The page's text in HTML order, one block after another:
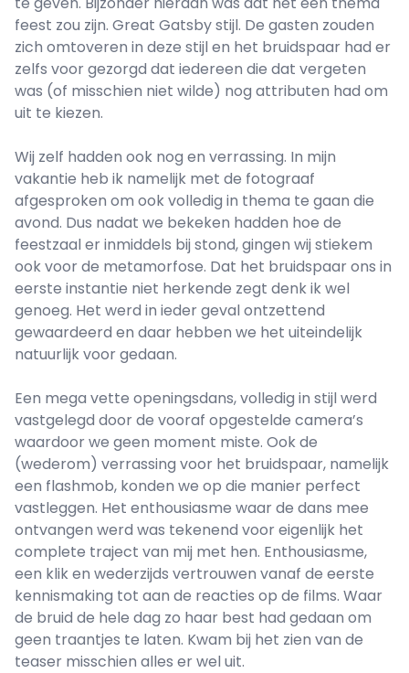
feest zou zijn. Great Gatsby stijl. De gasten zouden
zich omtoveren in deze stijl en het bruidspaar had er
zelfs voor gezorgd dat iedereen die dat vergeten
was (of misschien niet wilde) nog attributen had om
uit te kiezen.
Wij zelf hadden ook nog en verrassing. In mijn
vakantie heb ik namelijk met de fotograaf
afgesproken om ook volledig in thema te gaan die
avond. Dus nadat we bekeken hadden hoe de
feestzaal er inmiddels bij stond, gingen wij stiekem
ook voor de metamorfose. Dat het bruidspaar ons in
eerste instantie niet herkende zegt denk ik wel
genoeg. Het werd in ieder geval ontzettend
gewaardeerd en daar hebben we het uiteindelijk
natuurlijk voor gedaan.
Een mega vette openingsdans, volledig in stijl werd
vastgelegd door de vooraf opgestelde camera’s
waardoor we geen moment miste. Ook de
(wederom) verrassing voor het bruidspaar, namelijk
een flashmob, konden we op die manier perfect
vastleggen. Het enthousiasme waar de dans mee
ontvangen werd was tekenend voor eigenlijk het
complete traject van mij met hen. Enthousiasme,
een klik en wederzijds vertrouwen vanaf de eerste
kennismaking tot aan de reacties op de films. Waar
de bruid de hele dag zo haar best had gedaan om
geen traantjes te laten. Kwam bij het zien van de
teaser misschien alles er wel uit.